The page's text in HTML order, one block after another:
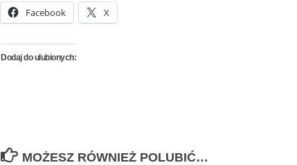
Facebook X
Dodaj do ulubionych:
MOŻESZ RÓWNIEŻ POLUBIĆ…